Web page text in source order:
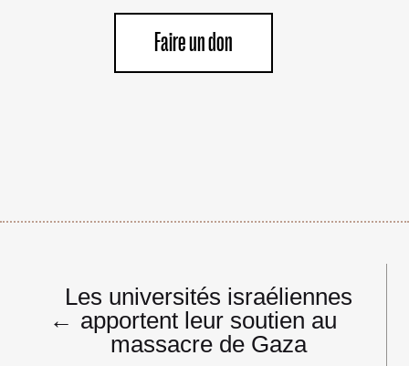
Faire un don
Navigation
de
l’article
←
Les universités israéliennes
apportent leur soutien au
massacre de Gaza